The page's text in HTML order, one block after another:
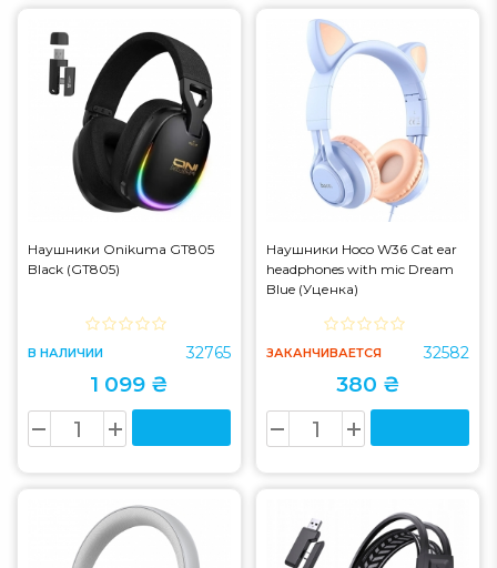
Наушники Onikuma GT805
Black (GT805)
В НАЛИЧИИ 32765
1 099 ₴
Наушники Hoco W36 Cat ear
headphones with mic Dream
Blue (Уценка)
ЗАКАНЧИВАЕТСЯ 32582
380 ₴